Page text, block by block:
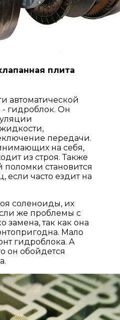
плита
автоматической
гидроблок. Он
передачи.
на себя,
из строя. Также
становится
если часто ездит на
соленоиды, их
же проблемы с
замена, так как она
Мало
гидроблока. А
он обойдется